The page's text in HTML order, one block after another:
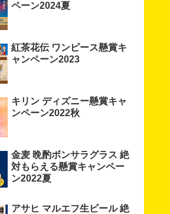
ペーン2024夏
紅茶花伝 ワンピース懸賞キ
ャンペーン2023
キリン ディズニー懸賞キャ
ンペーン2022秋
金麦 晩酌ボンサラグラス 絶
対もらえる懸賞キャンペー
ン2022夏
アサヒ マルエフ生ビール 絶